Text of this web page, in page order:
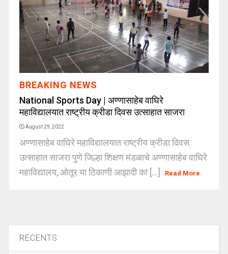
BREAKING NEWS
National Sports Day | अण्णासाहेब वाघिरे
महाविद्यालयात राष्ट्रीय क्रीडा दिवस उत्साहात साजरा
August 29, 2022
अण्णासाहेब वाघिरे महाविद्यालयात राष्ट्रीय क्रीडा दिवस
उत्साहात साजरा पुणे जिल्हा शिक्षण मंडळाचे अण्णासाहेब वाघिरे
महाविद्यालय, ओतूर या ठिकाणी आझादी का [...]
Read More
RECENTS